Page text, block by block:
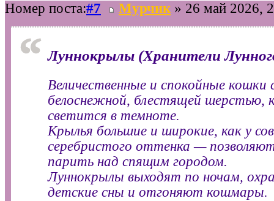
Номер поста:#7 Мурчик» 26 май 2026,
Луннокрылы (Хранители
Величественные и спокойные кошки
белоснежной, блестящей шерстью,
светится в темноте.
Крылья большие и широкие, как у
серебристого оттенка —
парить над спящим городом.
Луннокрылы выходят по ночам,
детские сны и отгоняют кошмары.